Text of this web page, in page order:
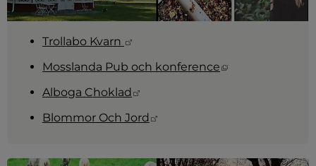
Trollabo Kvarn
Mosslanda Pub och konference
Alboga Choklad
Blommor Och Jord